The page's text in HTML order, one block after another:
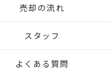
売却の流れ
スタッフ
よくある質問